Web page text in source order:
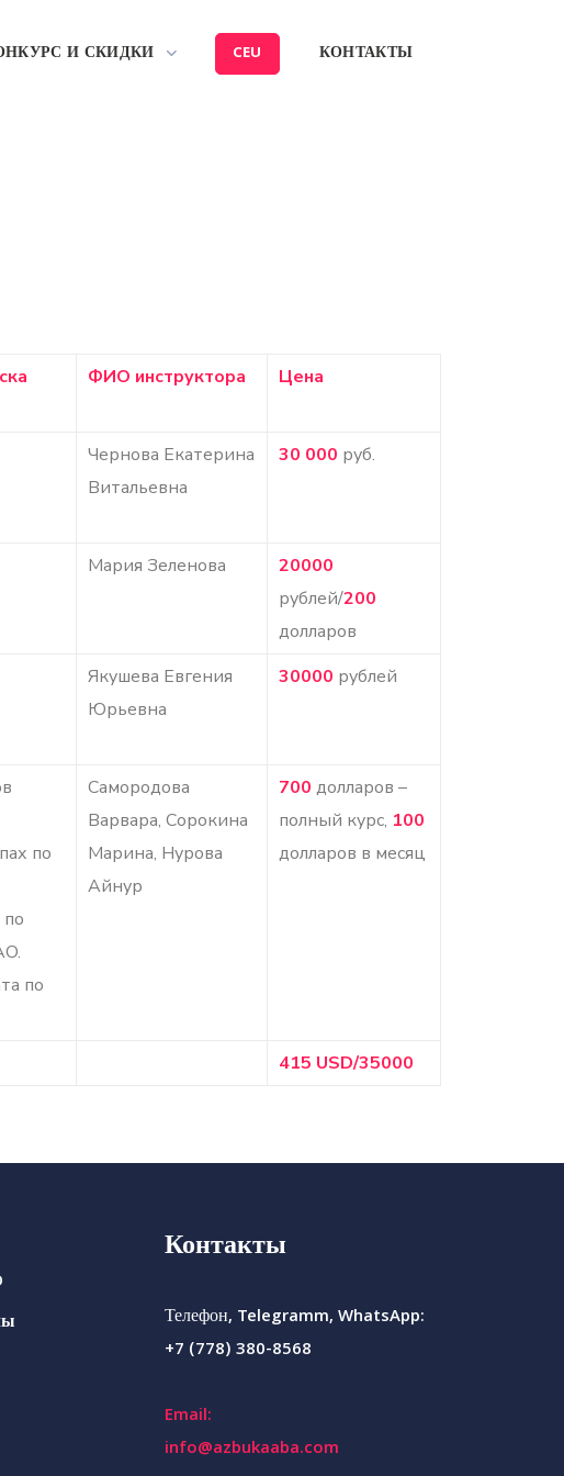
И СКИДКИ CEU КОНТАКТЫ
ФИО инструктора Цена
Чернова Екатерина
Витальевна
30 000 руб.
Мария Зеленова
20000
рублей/200
долларов
Якушева Евгения
Юрьевна
30000 рублей
по
по
Самородова
Варвара, Сорокина
Марина, Нурова
Айнур
700 долларов –
полный курс, 100
долларов в месяц
415 USD/35000
Контакты
Телефон, Telegramm, WhatsApp:
+7 (778) 380-8568
Email:
info@azbukaaba.com